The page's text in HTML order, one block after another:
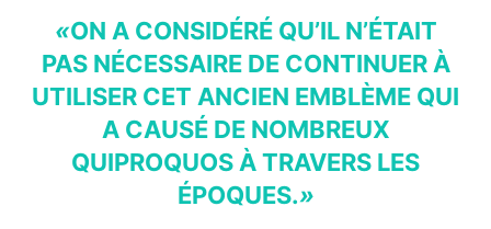
«ON A CONSI­DÉRÉ QU’IL N’ÉTAIT
PAS NÉCES­SAIRE DE CONTI­NUER À
UTILI­SER CET ANCIEN EMBLÈME QUI
A CAUSÉ DE NOMBREUX
QUIPROQUOS À TRAVERS LES
ÉPOQUES.»